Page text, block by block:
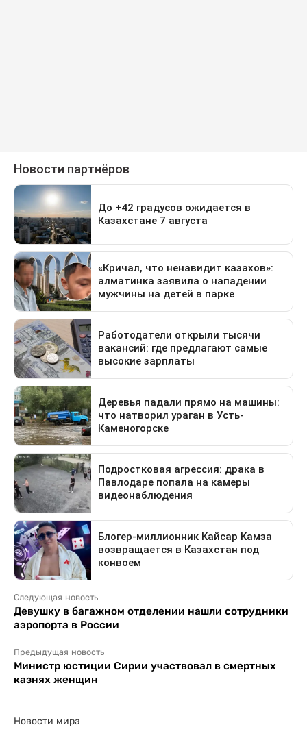
Следующая новость
Девушку в багажном отделении нашли сотрудники
аэропорта в России
Предыдущая новость
Министр юстиции Сирии участвовал в смертных
казнях женщин
Новости мира